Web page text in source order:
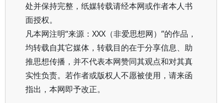
处并保持完整，纸媒转载请经本网或作者本人书
面授权。
凡本网注明“来源：XXX（非爱思想网）”的作品，
均转载自其它媒体，转载目的在于分享信息、助
推思想传播，并不代表本网赞同其观点和对其真
实性负责。若作者或版权人不愿被使用，请来函
指出，本网即予改正。